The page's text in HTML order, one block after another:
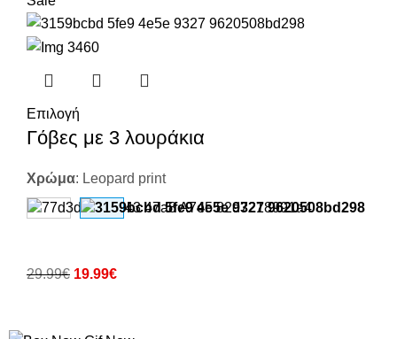
Επιλογή
Γόβες με 3 λουράκια
Χρώμα: Leopard print
29.99€ 19.99€